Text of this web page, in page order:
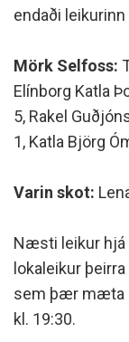
endaði
Mörk Selfoss:
Elínborg Katla
5, Rakel
1, Katla Björg
Varin skot:
Næsti leikur hjá
lokaleikur
sem þær mæta
kl. 19:30.